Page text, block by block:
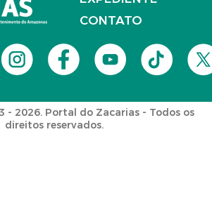
CONTATO
- 2026. Portal do Zacarias - Todos os
direitos reservados.